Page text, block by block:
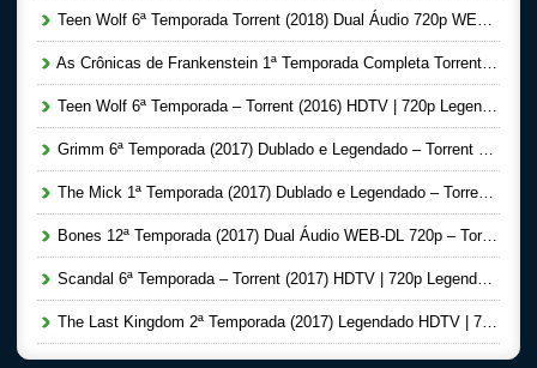
Teen Wolf 6ª Temporada Torrent (2018) Dual Áudio 720p WEB-DL – Download
As Crônicas de Frankenstein 1ª Temporada Completa Torrent (2016) Dual Áudio BluRay 720p – Download
Teen Wolf 6ª Temporada – Torrent (2016) HDTV | 720p Legendado Download
Grimm 6ª Temporada (2017) Dublado e Legendado – Torrent Download
The Mick 1ª Temporada (2017) Dublado e Legendado – Torrent Download
Bones 12ª Temporada (2017) Dual Áudio WEB-DL 720p – Torrent Download
Scandal 6ª Temporada – Torrent (2017) HDTV | 720p Legendado – Download
The Last Kingdom 2ª Temporada (2017) Legendado HDTV | 720p – Torrent Download